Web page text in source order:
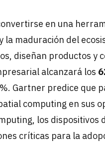
en una
maduración del
diseñan productos y
alcanzará los
Gartner predice que
computing en sus
los dispositivos
críticas para la